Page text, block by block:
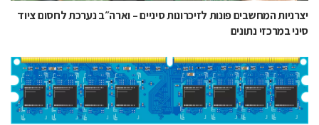
יצרניות המחשבים פונות לזיכרונות סיניים – וארה״ב נערכת לחסום ציוד
סיני במרכזי נתונים